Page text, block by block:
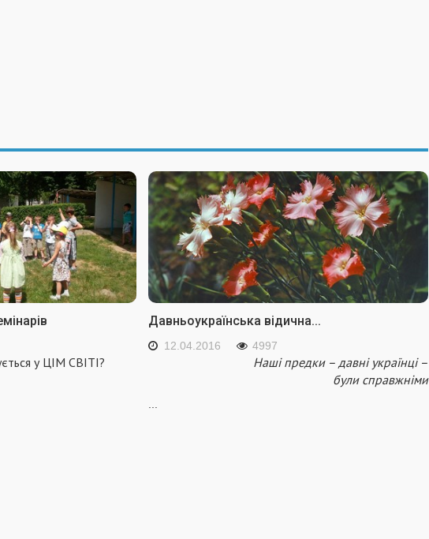
у ЦІМ СВІТІ?
Давньоукраїнська відична...
12.04.2016 4997
Нашi предки – давнi українцi –
були справжнiми
...